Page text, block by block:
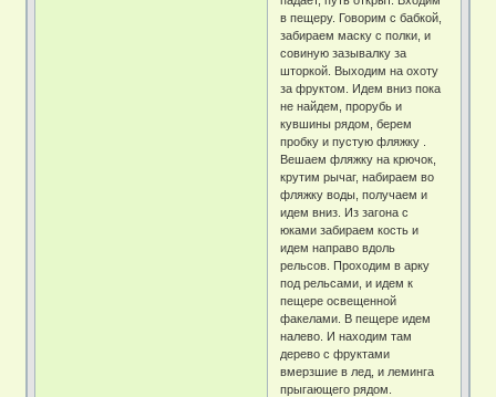
в пещеру. Говорим с бабкой,
забираем маску с полки, и
совиную зазывалку за
шторкой. Выходим на охоту
за фруктом. Идем вниз пока
не найдем, прорубь и
кувшины рядом, берем
пробку и пустую фляжку .
Вешаем фляжку на крючок,
крутим рычаг, набираем во
фляжку воды, получаем и
идем вниз. Из загона с
юками забираем кость и
идем направо вдоль
рельсов. Проходим в арку
под рельсами, и идем к
пещере освещенной
факелами. В пещере идем
налево. И находим там
дерево с фруктами
вмерзшие в лед, и леминга
прыгающего рядом.